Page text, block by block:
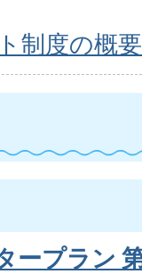
制度の概要
ープラン